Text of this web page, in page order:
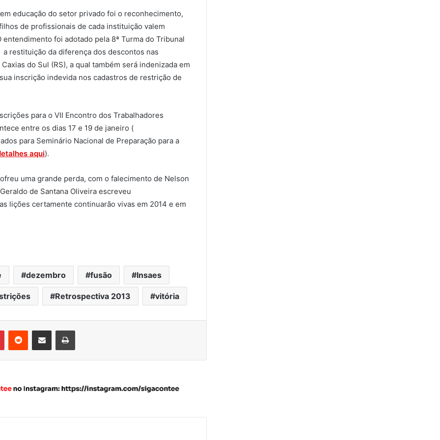
educação do setor privado foi o reconhecimento,
de profissionais de cada instituição valem
foi adotado pela 8ª Turma do Tribunal
restituição da diferença dos descontos nas
do Sul (RS), a qual também será indenizada em
inscrição indevida nos cadastros de restrição de
para o VII Encontro dos Trabalhadores
entre os dias 17 e 19 de janeiro (
para Seminário Nacional de Preparação para a
aqui).
uma grande perda, com o falecimento de Nelson
de Santana Oliveira escreveu
lições certamente continuarão vivas em 2014 e em
dezembro fusão Insaes
Retrospectiva 2013 vitória